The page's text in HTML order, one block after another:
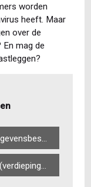
worden
heeft. Maar
over de
En mag de
AVG: de Algemene verordening gegevensbescherming in de praktijk (basiscursus)
AVG en privacyrecht in de praktijk (verdiepingscursus)